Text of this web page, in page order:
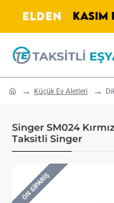
home Küçük Ev Aletleri
Singer SM024
Taksitli Singer
ÖN SIPARIŞ